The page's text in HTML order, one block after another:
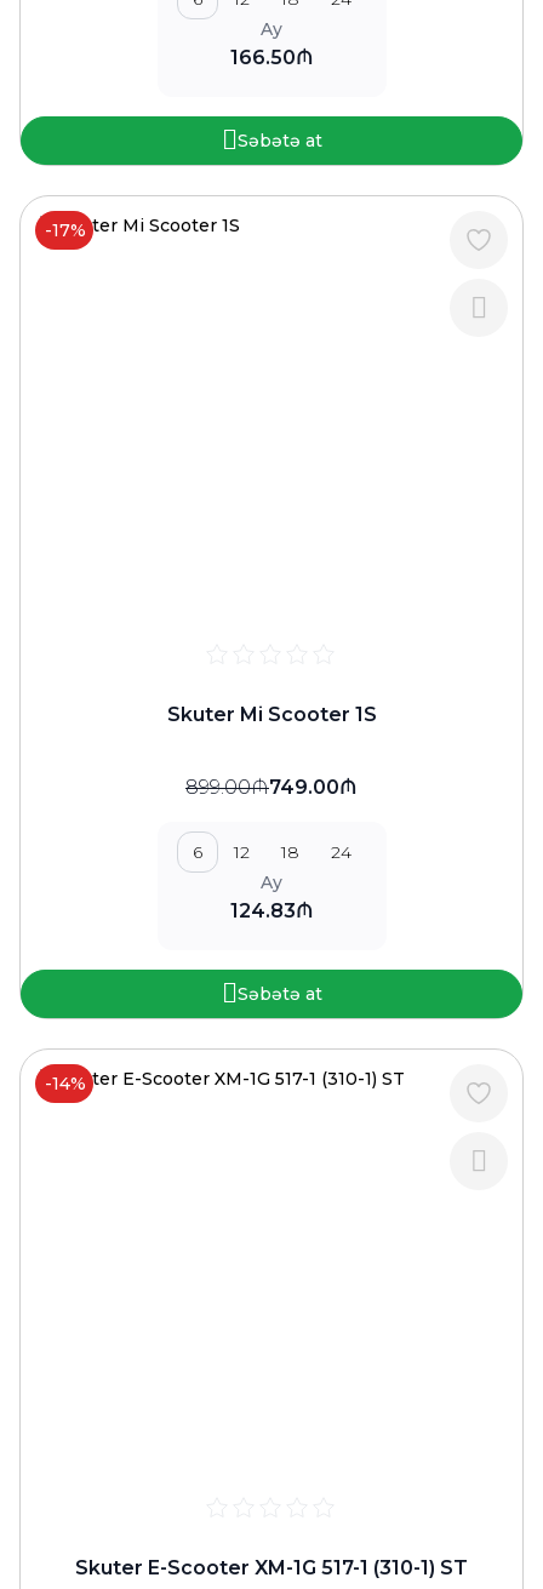
Ay
166.50₼
Səbətə at
-17%
Skuter Mi Scooter 1S
899.00₼749.00₼
6 12 18
24
Ay
124.83₼
Səbətə at
-14%
Skuter E-Scooter XM-1G 517-1 (310-1) ST